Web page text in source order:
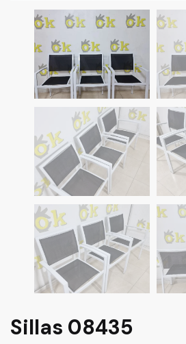
Sillas 08435